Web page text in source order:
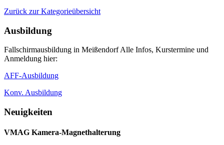
Zurück zur Kategorieübersicht
Ausbildung
Fallschirmausbildung in Meißendorf Alle Infos, Kurstermine und
Anmeldung hier:
AFF-Ausbildung
Konv. Ausbildung
Neuigkeiten
VMAG Kamera-Magnethalterung